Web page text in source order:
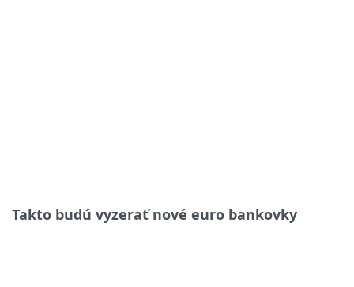
Takto budú vyzerať nové euro bankovky